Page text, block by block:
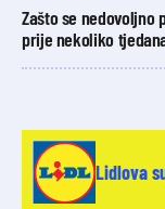
Zašto se nedovoljno
prije nekoliko
Lidlova